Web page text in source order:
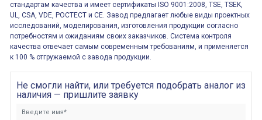
стандартам качества и имеет сертификаты ISO 9001:2008, TSE, TSEK,
UL, CSA, VDE, РОСТЕСТ и CE. Завод предлагает любые виды проектных
исследований, моделирования, изготовления продукции согласно
потребностям и ожиданиям своих заказчиков. Система контроля
качества отвечает самым современным требованиям, и применяется
к 100 % отгружаемой с завода продукции.
Не смогли найти, или требуется подобрать аналог из
наличия — пришлите заявку